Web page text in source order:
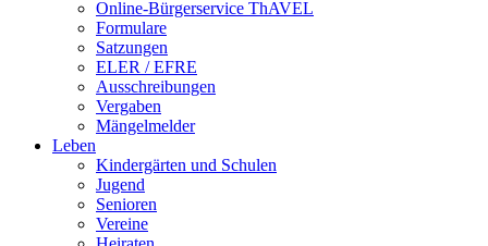
Online-Bürgerservice ThAVEL
Formulare
Satzungen
ELER / EFRE
Ausschreibungen
Vergaben
Mängelmelder
Leben
Kindergärten und Schulen
Jugend
Senioren
Vereine